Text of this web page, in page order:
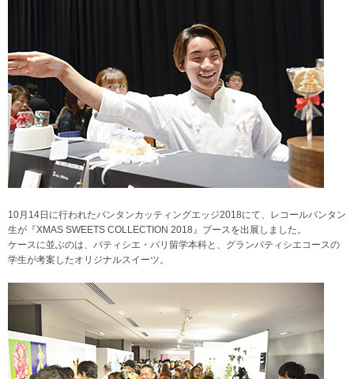
10月14日に行われたバンタンカッティングエッジ2018にて、レコールバンタン
生が『XMAS SWEETS COLLECTION 2018』ブースを出展しました。
ケースに並ぶのは、パティシエ・パリ留学本科と、グランパティシエコースの
学生が考案したオリジナルスイーツ。